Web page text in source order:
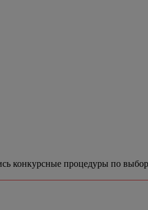
конкурсные процедуры по